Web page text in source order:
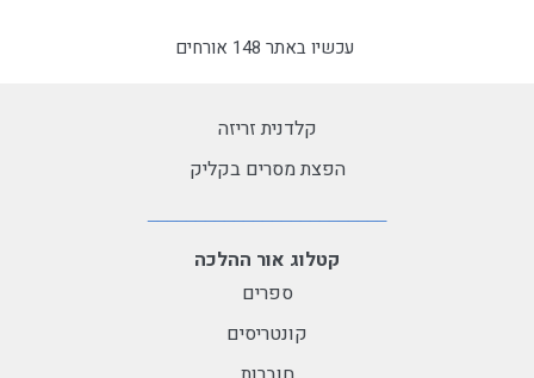
עכשיו באתר 148 אורחים
קלדנית זריזה
הפצת מסרים בקליק
קטלוג אור ההלכה
ספרים
קונטריסים